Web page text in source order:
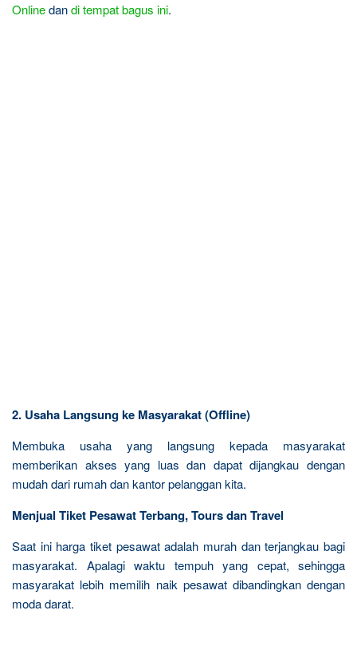
Onlinedandi tempat bagus ini.
2. Usaha Langsung ke Masyarakat (Offline)
Membuka usaha yang langsung kepada masyarakat
memberikan akses yang luas dan dapat dijangkau dengan
mudah dari rumah dan kantor pelanggan kita.
Menjual Tiket Pesawat Terbang, Tours dan Travel
Saat ini harga tiket pesawat adalah murah dan terjangkau bagi
masyarakat. Apalagi waktu tempuh yang cepat, sehingga
masyarakat lebih memilih naik pesawat dibandingkan dengan
moda darat.